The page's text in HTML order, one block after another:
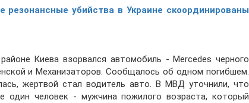
убийства в Украине скоординированы
Киева взорвался автомобиль - Mercedes черного
и Механизаторов. Сообщалось об одном погибшем.
жертвой стал водитель авто. В МВД уточнили, что
человек - мужчина пожилого возраста, который